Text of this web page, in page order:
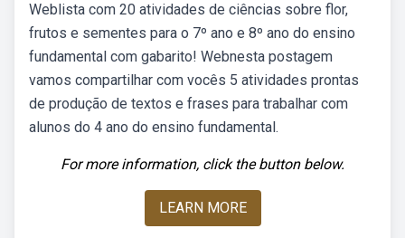
Weblista com 20 atividades de ciências sobre flor,
frutos e sementes para o 7º ano e 8º ano do ensino
fundamental com gabarito! Webnesta postagem
vamos compartilhar com vocês 5 atividades prontas
de produção de textos e frases para trabalhar com
alunos do 4 ano do ensino fundamental.
For more information, click the button below.
LEARN MORE